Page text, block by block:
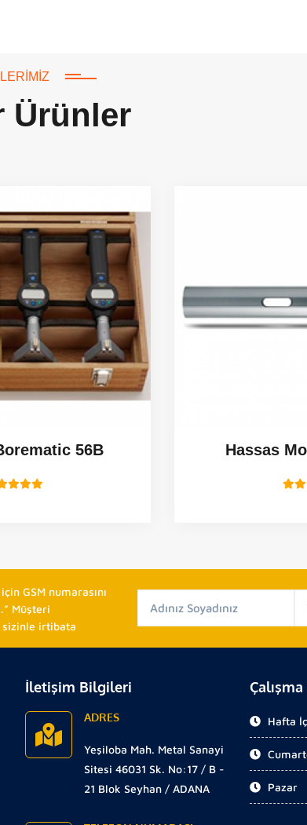
Ürünler
56B Hassas
GSM numarasını
Müşteri
sizinle irtibata
İletişim Bilgileri
ADRES
Yeşiloba Mah. Metal Sanayi
Sitesi 46031 Sk. No:17 / B -
21 Blok Seyhan / ADANA
Hafta
Pazar